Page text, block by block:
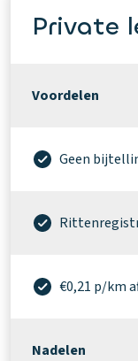
Private
Voordelen
Geen
€0,21 p/km
Nadelen